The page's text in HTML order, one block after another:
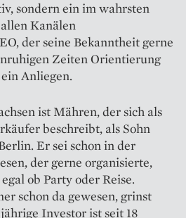
sondern ein im wahrsten
Kanälen
der seine Bekanntheit gerne
Zeiten Orientierung
Anliegen.
ist Mähren, der sich als
beschreibt, als Sohn
Er sei schon in der
der gerne organisierte,
ob Party oder Reise.
schon da gewesen, grinst
­Investor ist seit 18